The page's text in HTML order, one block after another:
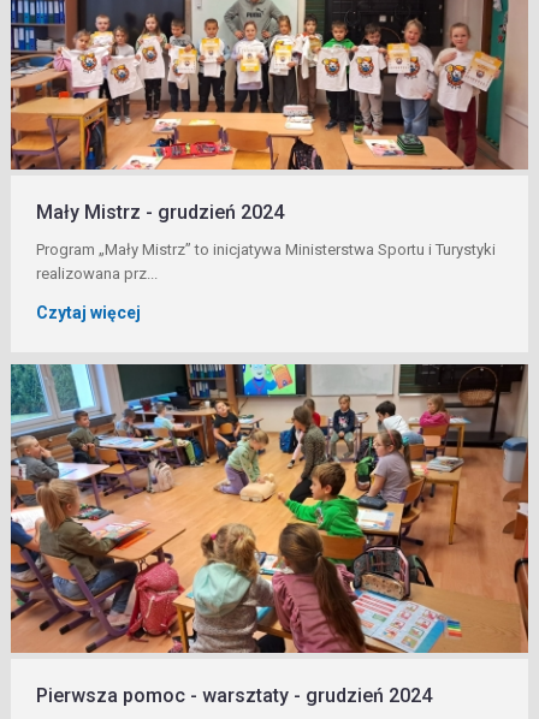
Mały Mistrz - grudzień 2024
Program „Mały Mistrz” to inicjatywa Ministerstwa Sportu i Turystyki
realizowana prz...
Czytaj więcej
Pierwsza pomoc - warsztaty - grudzień 2024